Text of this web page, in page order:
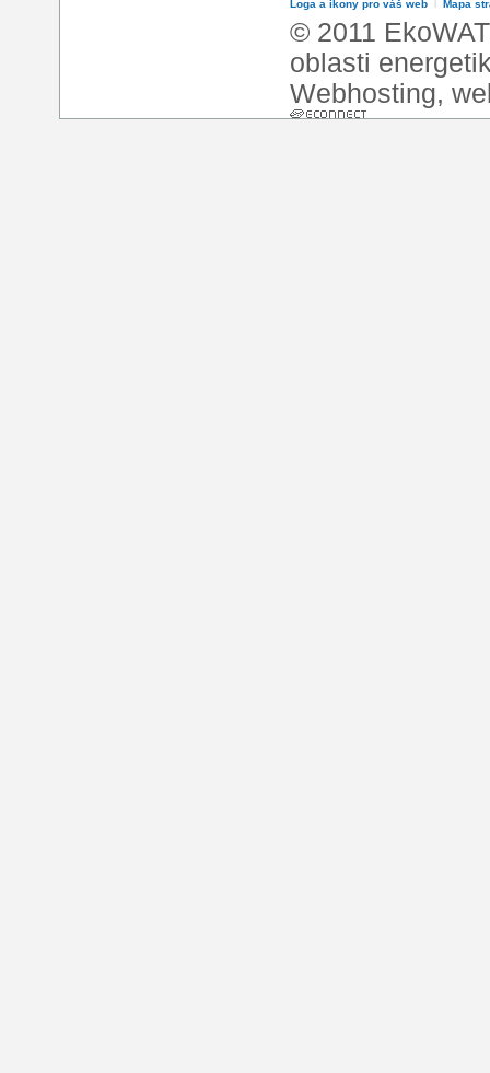
Loga a ikony pro váš web Mapa
© 2011
oblasti
Webhosting,